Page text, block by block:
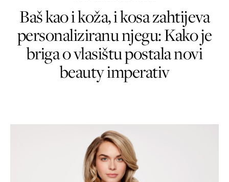
Baš kao i koža, i kosa zahtijeva
personaliziranu njegu: Kako je
briga o vlasištu postala novi
beauty imperativ